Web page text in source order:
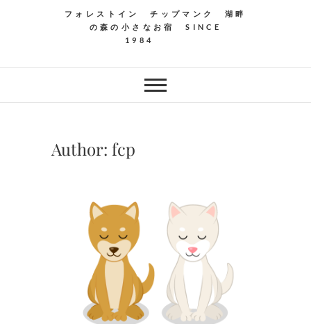
フォレストイン チップマンク 湖畔
の森の小さなお宿 SINCE
1984
Author: fcp